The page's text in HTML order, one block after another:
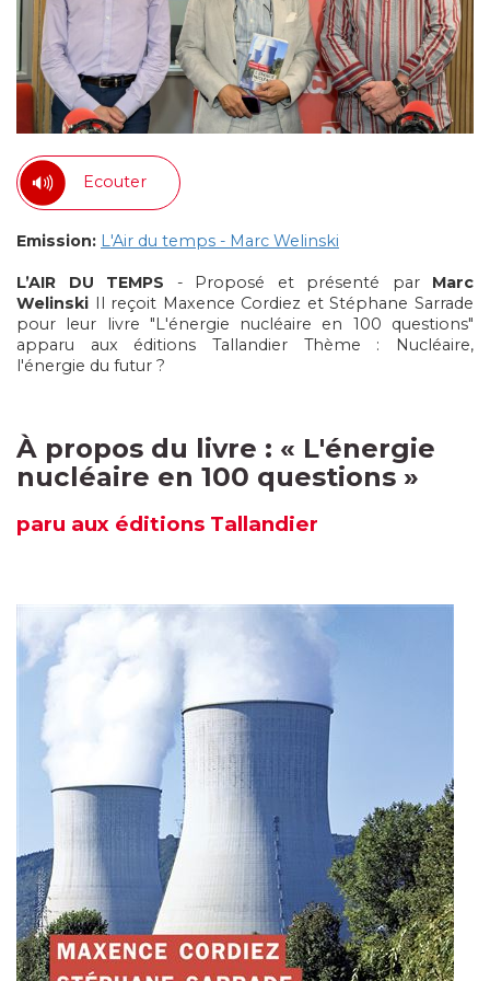
Ecouter
Emission: L'Air du temps - Marc Welinski
L’AIR DU TEMPS - Proposé et présenté par Marc
Welinski Il reçoit Maxence Cordiez et Stéphane Sarrade
pour leur livre "L'énergie nucléaire en 100 questions"
apparu aux éditions Tallandier Thème : Nucléaire,
l'énergie du futur ?
À propos du livre : « L'énergie
nucléaire en 100 questions »
paru aux éditions Tallandier